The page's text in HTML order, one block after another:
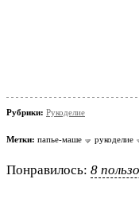
Рубрики: Рукоделие
Метки: папье-маше рукоделие
Понравилось: 8